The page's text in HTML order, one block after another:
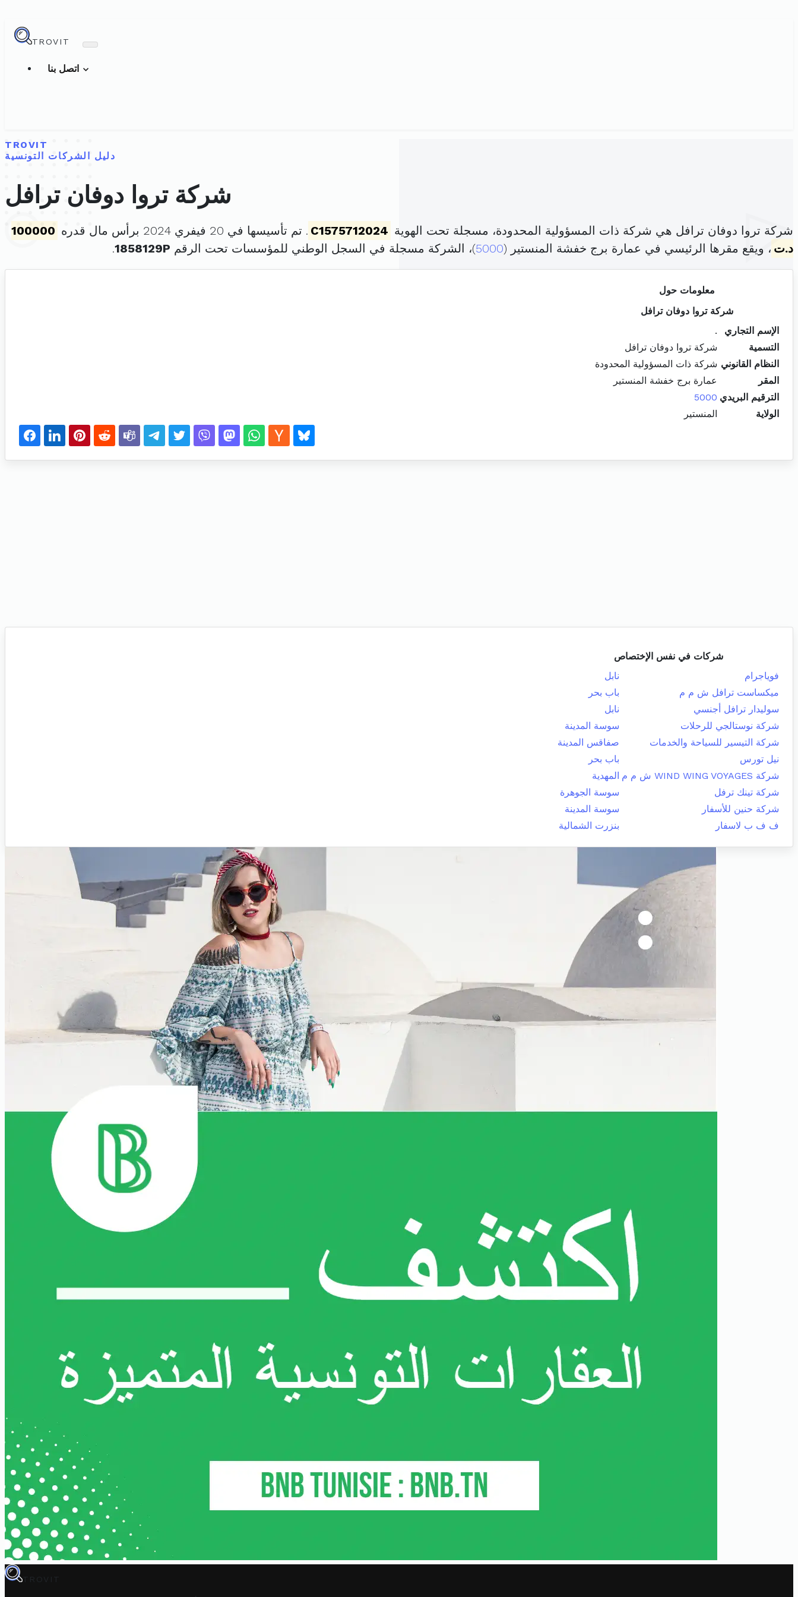
TROVIT
TROVIT
دليل الشركات التونسية
شركة تروا دوفان ترافل
شركة تروا دوفان ترافل هي شركة ذات المسؤولية المحدودة، مسجلة تحت الهوية C1575712024 . تم تأسيسها في 20 فيفري 2024 برأس مال قدره
100000
د.ت ، ويقع مقرها الرئيسي في عمارة برج خفشة المنستير (5000)، الشركة مسجلة في السجل الوطني للمؤسسات تحت الرقم 1858129P
.
معلومات حول
شركة تروا دوفان ترافل
الإسم التجاري
.
التسمية
شركة تروا دوفان ترافل
النظام القانوني شركة ذات المسؤولية المحدودة
المقر
عمارة برج خفشة المنستير
الترقيم البريدي 5000
الولاية
المنستير
شركات في نفس الإختصاص
فوياجرام
نابل
ميكساست ترافل ش م م
باب بحر
سوليدار ترافل أجنسي
نابل
شركة نوستالجي للرحلات
سوسة المدينة
شركة التيسير للسياحة والخدمات
صفاقس المدينة
نيل تورس
باب بحر
شركة WIND WING VOYAGES ش م م
المهدية
شركة تينك ترفل
سوسة الجوهرة
شركة حنين للأسفار
سوسة المدينة
ف ف ب لاسفار
بنزرت الشمالية
TROVIT